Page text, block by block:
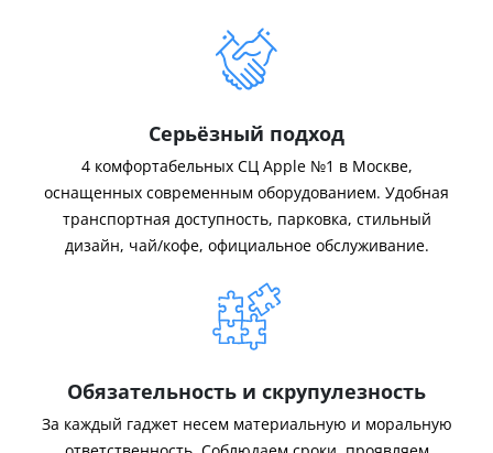
Серьёзный подход
4 комфортабельных СЦ Apple №1 в Москве,
оснащенных современным оборудованием. Удобная
транспортная доступность, парковка, стильный
дизайн, чай/кофе, официальное обслуживание.
Обязательность и скрупулезность
За каждый гаджет несем материальную и моральную